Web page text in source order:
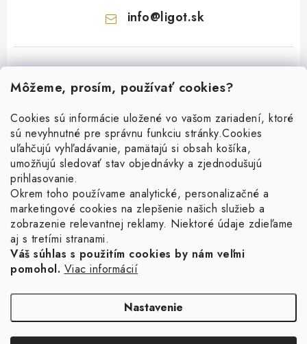
Môžeme, prosím, používať cookies?
Cookies sú informácie uložené vo vašom zariadení, ktoré
sú nevyhnutné pre správnu funkciu stránky.Cookies
uľahčujú vyhľadávanie, pamätajú si obsah košíka,
umožňujú sledovať stav objednávky a zjednodušujú
prihlasovanie.
Okrem toho používame analytické, personalizačné a
marketingové cookies na zlepšenie našich služieb a
zobrazenie relevantnej reklamy. Niektoré údaje zdieľame
aj s tretími stranami.
Váš súhlas s použitím cookies by nám veľmi
pomohol. Viac informácií
Nastavenie
info@ligot.sk
Facebook
Obľúbené šperky
Náušnice
Prstene
Náramky
Informácie pre vás